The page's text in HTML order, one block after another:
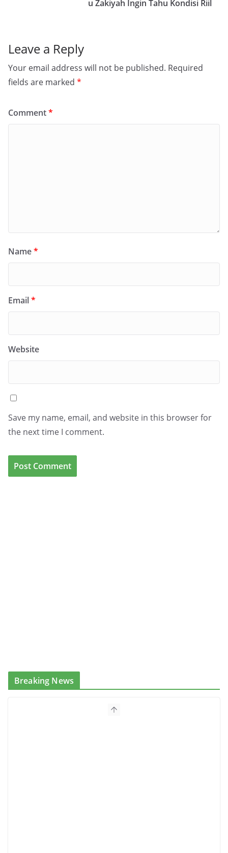
u Zakiyah Ingin Tahu Kondisi Riil
Leave a Reply
Your email address will not be published. Required
fields are marked *
Comment*
Name*
Email*
Website
Save my name, email, and website in this browser for
the next time I comment.
Breaking News